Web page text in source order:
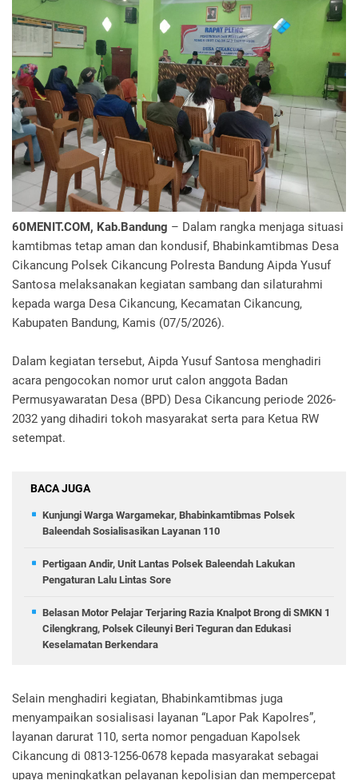
60MENIT.COM, Kab.Bandung – Dalam rangka menjaga situasi
kamtibmas tetap aman dan kondusif, Bhabinkamtibmas Desa
Cikancung Polsek Cikancung Polresta Bandung Aipda Yusuf
Santosa melaksanakan kegiatan sambang dan silaturahmi
kepada warga Desa Cikancung, Kecamatan Cikancung,
Kabupaten Bandung, Kamis (07/5/2026).
Dalam kegiatan tersebut, Aipda Yusuf Santosa menghadiri
acara pengocokan nomor urut calon anggota Badan
Permusyawaratan Desa (BPD) Desa Cikancung periode 2026-
2032 yang dihadiri tokoh masyarakat serta para Ketua RW
setempat.
BACA JUGA
Kunjungi Warga Wargamekar, Bhabinkamtibmas Polsek
Baleendah Sosialisasikan Layanan 110
Pertigaan Andir, Unit Lantas Polsek Baleendah Lakukan
Pengaturan Lalu Lintas Sore
Belasan Motor Pelajar Terjaring Razia Knalpot Brong di SMKN 1
Cilengkrang, Polsek Cileunyi Beri Teguran dan Edukasi
Keselamatan Berkendara
Selain menghadiri kegiatan, Bhabinkamtibmas juga
menyampaikan sosialisasi layanan “Lapor Pak Kapolres”,
layanan darurat 110, serta nomor pengaduan Kapolsek
Cikancung di 0813-1256-0678 kepada masyarakat sebagai
upaya meningkatkan pelayanan kepolisian dan mempercepat